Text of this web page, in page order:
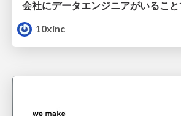
10xinc